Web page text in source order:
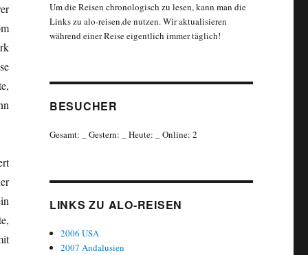
Um die Reisen chronologisch zu lesen, kann man die
Links zu alo-reisen.de nutzen. Wir aktualisieren
während einer Reise eigentlich immer täglich!
BESUCHER
Gesamt: Gestern: Heute: Online: 2
LINKS ZU ALO-REISEN
2006 USA
2007 Andalusien